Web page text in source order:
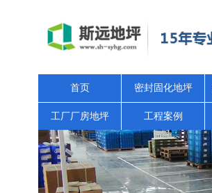
首页 密封固化地坪
工厂厂房地坪 工程案例